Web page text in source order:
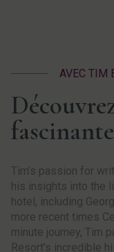
AVEC TIM
fascinante
Tim’s passion for
his insights into the
hotel, including
more recent times
minute journey, Tim
Resort’s incredible